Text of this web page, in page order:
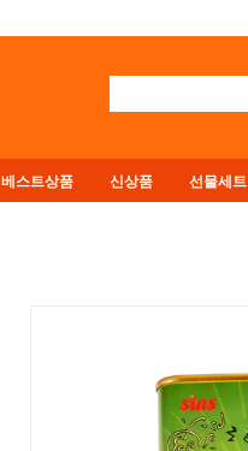
베스트상품 신상품 선물세트